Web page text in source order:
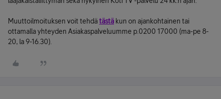
Muuttoilmoituksen voit tehdätästä kun on ajankohtainen tai
ottamalla yhteyden Asiakaspalveluumme p.0200 17000 (ma-pe 8-
20, la 9-16.30).